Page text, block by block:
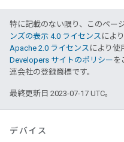
特に記載のない限り、このペー
ンズの表示 4.0 ライセンス によ
Apache 2.0 ライセンス により使
Developers サイトのポリシー を
連会社の登録商標です。
最終更新日 2023-07-17 UTC。
デバイス